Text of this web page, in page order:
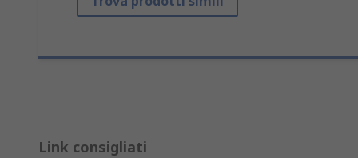
Link consigliati